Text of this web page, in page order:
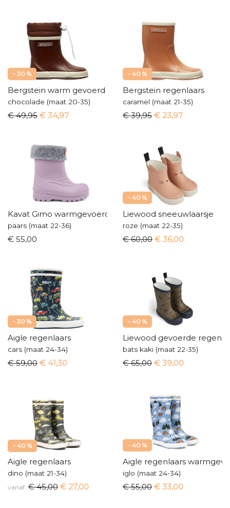
- 30 %
Bergstein warm gevoerd
chocolade (maat 20-35)
€ 49,95 € 34,97
- 40 %
Bergstein regenlaars
caramel (maat 21-35)
€ 39,95 € 23,97
Kavat Gimo warmgevoerde laarzen
paars (maat 22-36)
€ 55,00
- 40 %
Liewood sneeuwlaarsje
roze (maat 22-35)
€ 60,00 € 36,00
- 30 %
Aigle regenlaars
cars (maat 24-34)
€ 59,00 € 41,30
- 40 %
Liewood gevoerde
bats kaki (maat 22-35)
€ 65,00 € 39,00
- 40 %
Aigle regenlaars
dino (maat 21-34)
vanaf € 45,00 € 27,00
- 40 %
Aigle regenlaars
iglo (maat 24-34)
€ 55,00 € 33,00